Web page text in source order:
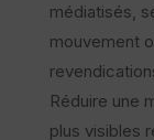
médiatisés,
mouvement
Réduire une
plus visibles